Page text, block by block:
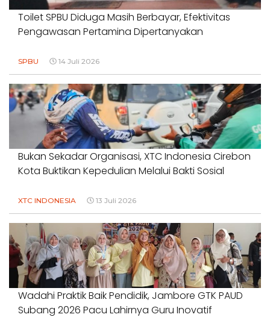
Toilet SPBU Diduga Masih Berbayar, Efektivitas
Pengawasan Pertamina Dipertanyakan
SPBU 14 Juli 2026
Bukan Sekadar Organisasi, XTC Indonesia Cirebon
Kota Buktikan Kepedulian Melalui Bakti Sosial
XTC INDONESIA 13 Juli 2026
Wadahi Praktik Baik Pendidik, Jambore GTK PAUD
Subang 2026 Pacu Lahirnya Guru Inovatif